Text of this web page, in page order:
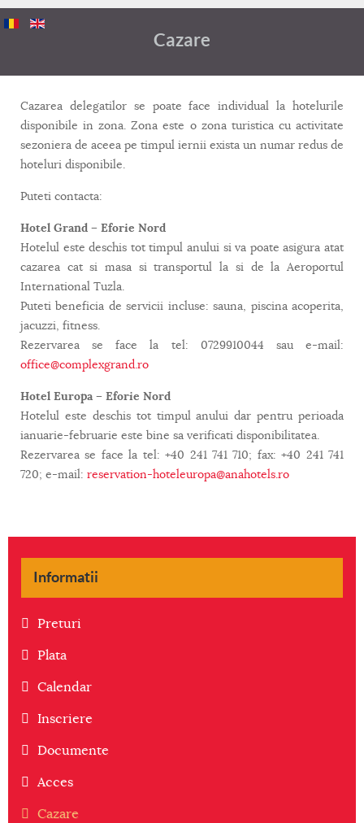
Cazare
Cazarea delegatilor se poate face individual la hotelurile
disponibile in zona. Zona este o zona turistica cu activitate
sezoniera de aceea pe timpul iernii exista un numar redus de
hoteluri disponibile.
Puteti contacta:
Hotel Grand – Eforie Nord
Hotelul este deschis tot timpul anului si va poate asigura atat
cazarea cat si masa si transportul la si de la Aeroportul
International Tuzla.
Puteti beneficia de servicii incluse: sauna, piscina acoperita,
jacuzzi, fitness.
Rezervarea se face la tel: 0729910044 sau e-mail:
office@complexgrand.ro
Hotel Europa – Eforie Nord
Hotelul este deschis tot timpul anului dar pentru perioada
ianuarie-februarie este bine sa verificati disponibilitatea.
Rezervarea se face la tel: +40 241 741 710; fax: +40 241 741
720; e-mail: reservation-hoteleuropa@anahotels.ro
Informatii
Preturi
Plata
Calendar
Inscriere
Documente
Acces
Cazare